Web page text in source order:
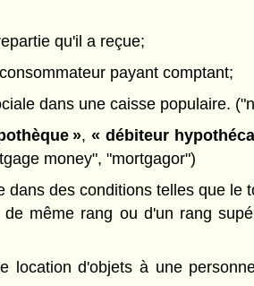
qu'il a reçue;
payant comptant;
dans une caisse populaire.
», « débiteur
money", "mortgagor")
des conditions telles que le
même rang ou d'un rang
d'objets à une